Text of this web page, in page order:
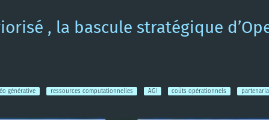
, la bascule stratégique
générative ressources computationnelles AGI coûts opérationnels